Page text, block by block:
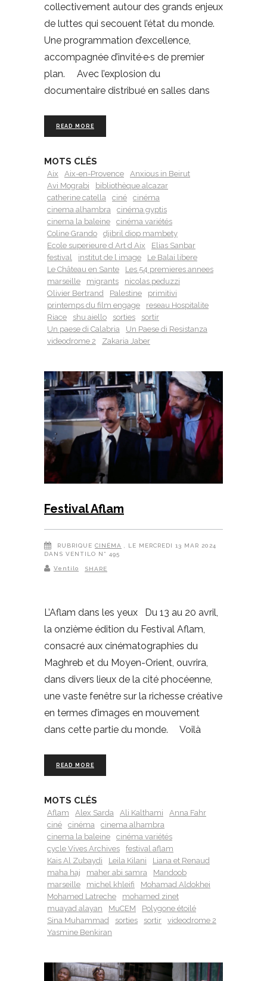
collectivement autour des grands enjeux
de luttes qui secouent l’état du monde.
Une programmation d’excellence,
accompagnée d’invité·e·s de premier
plan. Avec l’explosion du
documentaire distribué en salles dans
READ MORE
MOTS CLÉS
Aix Aix-en-Provence
Anxious in Beirut
Avi Mograbi
bibliothèque alcazar
catherine catella
ciné
cinéma
cinema alhambra
cinéma gyptis
cinema la baleine
cinéma variétés
Coline Grando
djibril diop mambety
Ecole superieure d Art d Aix
Elias Sanbar
festival
institut de l image
Le Balai libere
Le Château en Sante
Les 54 premieres annees
marseille
migrants
nicolas peduzzi
Olivier Bertrand
Palestine
primitivi
printemps du film engage
reseau Hospitalite
Riace
shu aiello sorties
sortir
Un paese di Calabria
Un Paese di Resistanza
videodrome 2
Zakaria Jaber
Festival Aflam
RUBRIQUE CINÉMA , LE MERCREDI 13 MAR 2024
DANS VENTILO N° 495
Ventilo SHARE
L’Aflam dans les yeux Du 13 au 20 avril,
la onzième édition du Festival Aflam,
consacré aux cinématographies du
Maghreb et du Moyen-Orient, ouvrira,
dans divers lieux de la cité phocéenne,
une vaste fenêtre sur la richesse créative
en termes d’images en mouvement
dans cette partie du monde. Voilà
READ MORE
MOTS CLÉS
Aflam Alex Sarda Ali Kalthami
Anna Fahr
ciné
cinéma
cinema alhambra
cinema la baleine
cinéma variétés
cycle Vives Archives
festival aflam
Kais Al Zubaydi
Leila Kilani
Liana et Renaud
maha haj
maher abi samra
Mandoob
marseille
michel khleifi
Mohamad Aldokhei
Mohamed Latreche
mohamed zinet
muayad alayan
MuCEM
Polygone étoilé
Sina Muhammad
sorties sortir
videodrome 2
Yasmine Benkiran